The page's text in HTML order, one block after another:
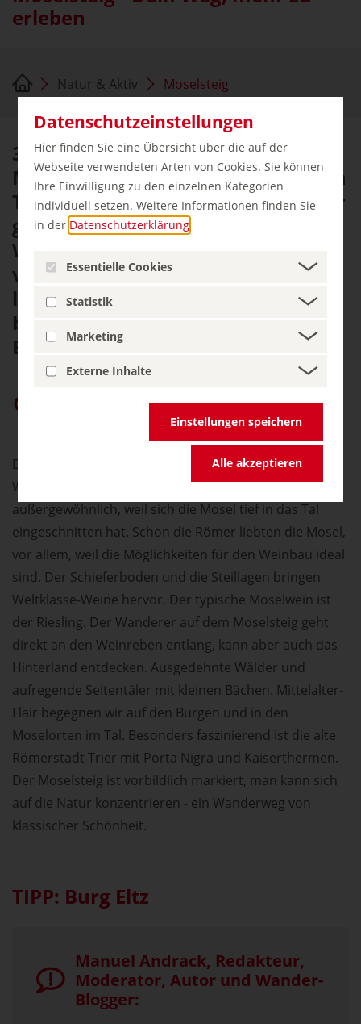
Datenschutzeinstellungen
Hier finden Sie eine Übersicht über die auf der
Webseite verwendeten Arten von Cookies. Sie können
Ihre Einwilligung zu den einzelnen Kategorien
individuell setzen. Weitere Informationen finden Sie
in der Datenschutzerklärung
Essentielle Cookies
Statistik
Marketing
Externe Inhalte
Einstellungen speichern
Alle akzeptieren
erleben
Natur & Aktiv Moselsteig
365 Kilometer lang ist der
Moselsteig, man könnte also jeden
Tag im Jahr genau einen Kilometer
gehen. Auf 24 Etappen folgt der
Wanderweg dem Lauf der Mosel
vom deutsch-französisch-
luxemburgischen Dreiländereck
bis zur Mündung am Deutschen
Eck in Koblenz.
germany.travel bei Google bevorzugen
Die phantastische Flusslandschaft mit ihren
Weinbergen und imposanten Burgen ist
außergewöhnlich, weil sich die Mosel tief in das Tal
eingeschnitten hat. Schon die Römer liebten die Mosel,
vor allem, weil die Möglichkeiten für den Weinbau ideal
sind. Der Schieferboden und die Steillagen bringen
Weltklasse-Weine hervor. Der typische Moselwein ist
der Riesling. Der Wanderer auf dem Moselsteig geht
direkt an den Weinreben entlang, kann aber auch das
Hinterland entdecken. Ausgedehnte Wälder und
aufregende Seitentäler mit kleinen Bächen. Mittelalter-
Flair begegnen wir auf den Burgen und in den
Moselorten im Tal. Besonders faszinierend ist die alte
Römerstadt Trier mit Porta Nigra und Kaiserthermen.
Der Moselsteig ist vorbildlich markiert, man kann sich
auf die Natur konzentrieren - ein Wanderweg von
klassischer Schönheit.
TIPP: Burg Eltz
Manuel Andrack, Redakteur,
Moderator, Autor und Wander-
Blogger: